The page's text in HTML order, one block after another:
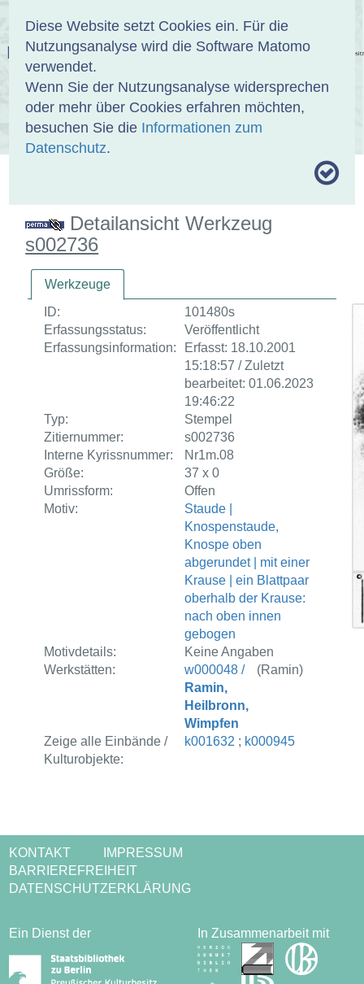
Diese Website setzt Cookies ein. Für die
Nutzungsanalyse wird die Software Matomo
verwendet.
Wenn Sie der Nutzungsanalyse widersprechen
oder mehr über Cookies erfahren möchten,
besuchen Sie die Informationen zum
Datenschutz.
EINBANDDATENBANK
ÜBER UNS SAMMLUNGEN SUCHE
Detailansicht Werkzeug
s002736
Werkzeuge
ID:
101480s
Erfassungsstatus:
Veröffentlicht
Erfassungsinformation:
Erfasst: 18.10.2001
15:18:57 / Zuletzt
bearbeitet: 01.06.2023
19:46:22
Typ:
Stempel
Zitiernummer:
s002736
Interne Kyrissnummer:
Nr1m.08
Größe:
37 x 0
Umrissform:
Offen
Motiv:
Staude |
Knospenstaude,
Knospe oben
abgerundet | mit einer
Krause | ein Blattpaar
oberhalb der Krause:
nach oben innen
gebogen
Motivdetails:
Keine Angaben
Werkstätten:
w000048 /
Ramin,
Heilbronn,
Wimpfen
(Ramin)
Zeige alle Einbände /
Kulturobjekte:
k001632 ; k000945
KONTAKT
IMPRESSUM
BARRIEREFREIHEIT
DATENSCHUTZERKLÄRUNG
Ein Dienst der In Zusammenarbeit mit